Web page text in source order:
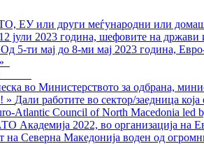
ЕУ или други меѓународни или
јули 2023 година, шефовите на
Од 5-ти мај до 8-ми мај 2023 година,
»
во Министерството за одбрана,
» Дали работите во сектор/заедница
Atlantic Council of North Macedonia led
Академија 2022, во организација на
на Северна Македонија воден од